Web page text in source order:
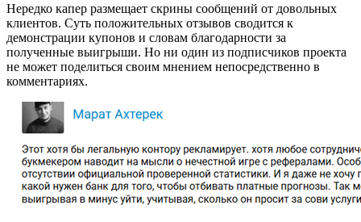
Нередко капер размещает скрины сообщений от довольных
клиентов. Суть положительных отзывов сводится к
демонстрации купонов и словам благодарности за
полученные выигрыши. Но ни один из подписчиков проекта
не может поделиться своим мнением непосредственно в
комментариях.